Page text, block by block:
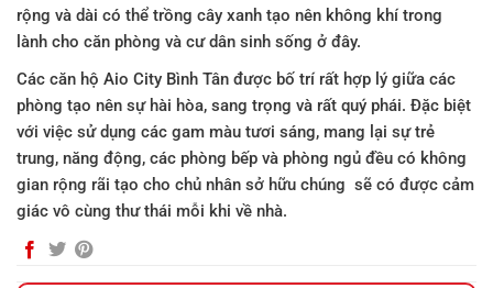
rộng và dài có thể trồng cây xanh tạo nên không khí trong
lành cho căn phòng và cư dân sinh sống ở đây.
Các căn hộ Aio City Bình Tân được bố trí rất hợp lý giữa các
phòng tạo nên sự hài hòa, sang trọng và rất quý phái. Đặc biệt
với việc sử dụng các gam màu tươi sáng, mang lại sự trẻ
trung, năng động, các phòng bếp và phòng ngủ đều có không
gian rộng rãi tạo cho chủ nhân sở hữu chúng sẽ có được cảm
giác vô cùng thư thái mỗi khi về nhà.